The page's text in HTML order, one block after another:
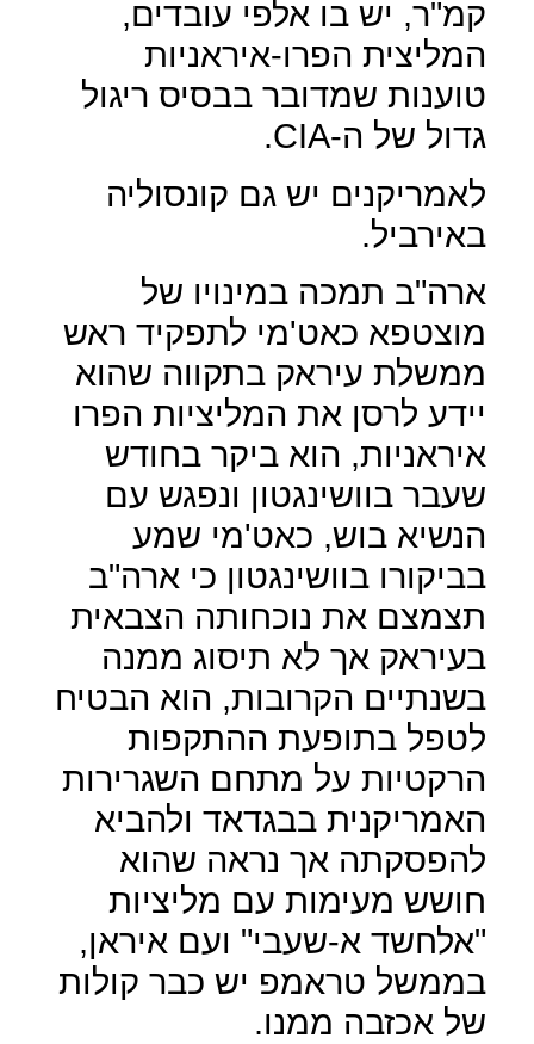
קמ"ר, יש בו אלפי עובדים,
המליצית הפרו-איראניות
טוענות שמדובר בבסיס ריגול
גדול של ה-CIA
.
לאמריקנים יש גם קונסוליה
באירביל.
ארה"ב תמכה במינויו של
מוצטפא כאט'מי לתפקיד ראש
ממשלת עיראק בתקווה שהוא
יידע לרסן את המליציות הפרו
איראניות, הוא ביקר בחודש
שעבר בוושינגטון ונפגש עם
הנשיא בוש, כאט'מי שמע
בביקורו בוושינגטון כי ארה"ב
תצמצם את נוכחותה הצבאית
בעיראק אך לא תיסוג ממנה
בשנתיים הקרובות, הוא הבטיח
לטפל בתופעת ההתקפות
הרקטיות על מתחם השגרירות
האמריקנית בבגדאד ולהביא
להפסקתה אך נראה שהוא
חושש מעימות עם מליציות
"אלחשד א-שעבי" ועם איראן,
בממשל טראמפ יש כבר קולות
של אכזבה ממנו.